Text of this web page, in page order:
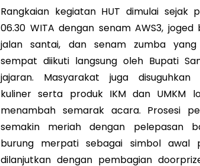
Rangkaian kegiatan HUT dimulai sejak
06.30 WITA dengan senam AWS3, joged
jalan santai, dan senam zumba
sempat diikuti langsung oleh Bupati
jajaran. Masyarakat juga disuguhkan
kuliner serta produk IKM dan UMKM
menambah semarak acara. Prosesi
semakin meriah dengan pelepasan
burung merpati sebagai simbol awal
dilanjutkan dengan pembagian